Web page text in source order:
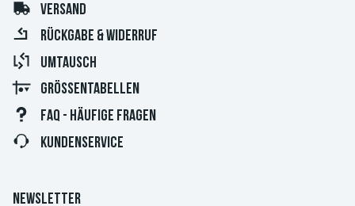
VERSAND
RÜCKGABE & WIDERRUF
UMTAUSCH
GRÖSSENTABELLEN
FAQ - HÄUFIGE FRAGEN
KUNDENSERVICE
NEWSLETTER